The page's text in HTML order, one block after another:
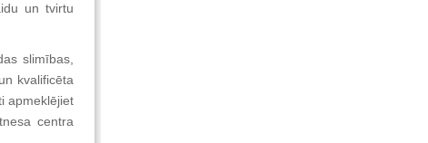
un tvirtu
slimības,
kvalificēta
apmeklējiet
centra